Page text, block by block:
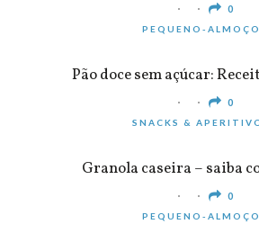
0
PEQUENO-ALMOÇO
Pão doce sem açúcar:
0
SNACKS &
Granola caseira – saiba
0
PEQUENO-ALMOÇO